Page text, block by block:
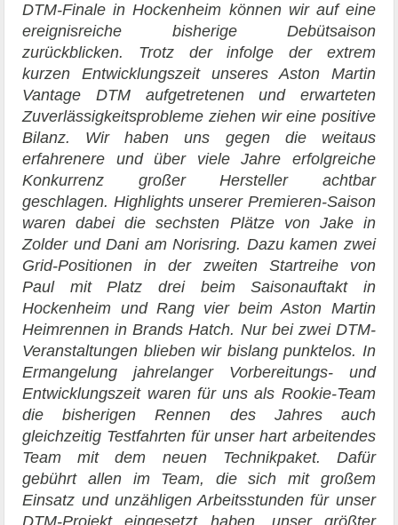
DTM-Finale in Hockenheim können wir auf eine
ereignisreiche bisherige Debütsaison
zurückblicken. Trotz der infolge der extrem
kurzen Entwicklungszeit unseres Aston Martin
Vantage DTM aufgetretenen und erwarteten
Zuverlässigkeitsprobleme ziehen wir eine positive
Bilanz. Wir haben uns gegen die weitaus
erfahrenere und über viele Jahre erfolgreiche
Konkurrenz großer Hersteller achtbar
geschlagen. Highlights unserer Premieren-Saison
waren dabei die sechsten Plätze von Jake in
Zolder und Dani am Norisring. Dazu kamen zwei
Grid-Positionen in der zweiten Startreihe von
Paul mit Platz drei beim Saisonauftakt in
Hockenheim und Rang vier beim Aston Martin
Heimrennen in Brands Hatch. Nur bei zwei DTM-
Veranstaltungen blieben wir bislang punktelos. In
Ermangelung jahrelanger Vorbereitungs- und
Entwicklungszeit waren für uns als Rookie-Team
die bisherigen Rennen des Jahres auch
gleichzeitig Testfahrten für unser hart arbeitendes
Team mit dem neuen Technikpaket. Dafür
gebührt allen im Team, die sich mit großem
Einsatz und unzähligen Arbeitsstunden für unser